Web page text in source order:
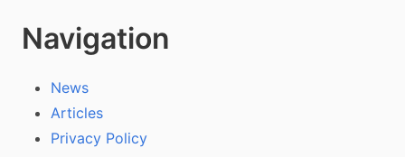
Navigation
News
Articles
Privacy Policy